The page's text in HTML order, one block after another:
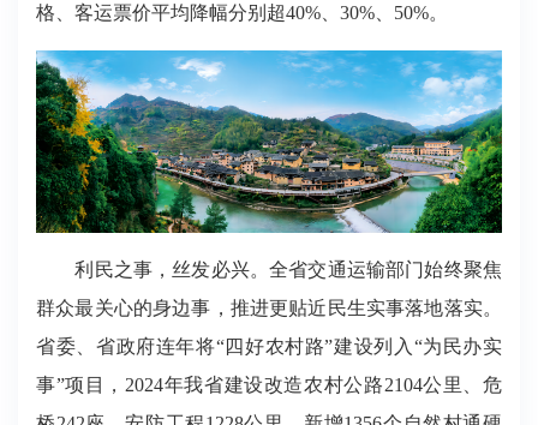
格、客运票价平均降幅分别超40%、30%、50%。
利民之事，丝发必兴。全省交通运输部门始终聚焦
群众最关心的身边事，推进更贴近民生实事落地落实。
省委、省政府连年将“四好农村路”建设列入“为民办实
事”项目，2024年我省建设改造农村公路2104公里、危